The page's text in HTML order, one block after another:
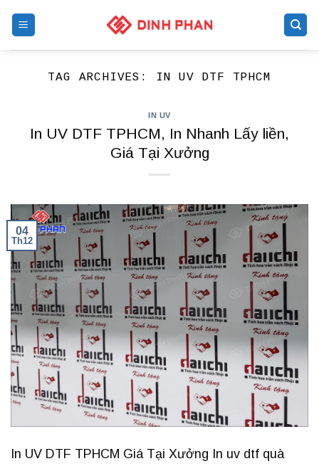
TAG ARCHIVES: IN UV DTF TPHCM
IN UV
In UV DTF TPHCM, In Nhanh Lấy liền,
Giá Tại Xưởng
04
Th12
In UV DTF TPHCM Giá Tại Xưởng In uv dtf quà